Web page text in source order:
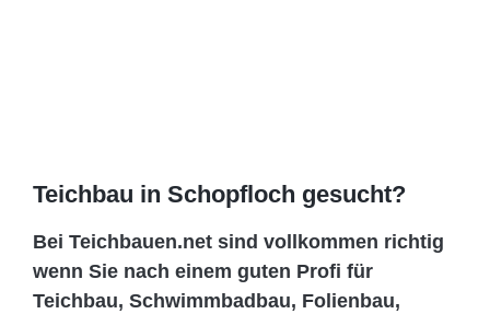
Teichbau in Schopfloch gesucht?
Bei Teichbauen.net sind vollkommen richtig
wenn Sie nach einem guten Profi für
Teichbau, Schwimmbadbau, Folienbau,